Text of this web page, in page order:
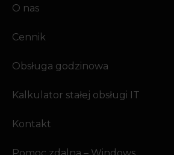
O nas
Cennik
Obsługa godzinowa
Kalkulator stałej obsługi IT
Kontakt